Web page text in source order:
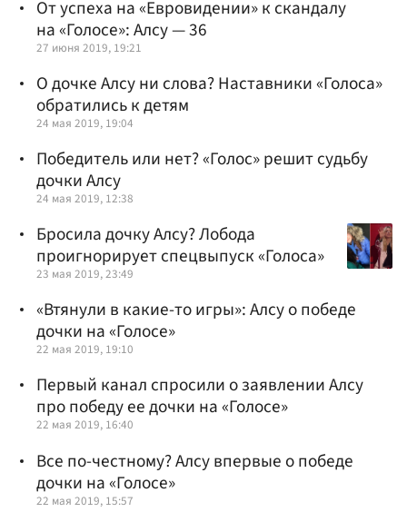
От успеха на «Евровидении» к скандалу
на «Голосе»: Алсу — 36
27 июня 2019, 19:21
О дочке Алсу ни слова? Наставники «Голоса»
обратились к детям
24 мая 2019, 19:04
Победитель или нет? «Голос» решит судьбу
дочки Алсу
24 мая 2019, 12:38
Бросила дочку Алсу? Лобода
проигнорирует спецвыпуск «Голоса»
23 мая 2019, 23:49
«Втянули в какие-то игры»: Алсу о победе
дочки на «Голосе»
22 мая 2019, 19:10
Первый канал спросили о заявлении Алсу
про победу ее дочки на «Голосе»
22 мая 2019, 16:40
Все по-честному? Алсу впервые о победе
дочки на «Голосе»
22 мая 2019, 15:57